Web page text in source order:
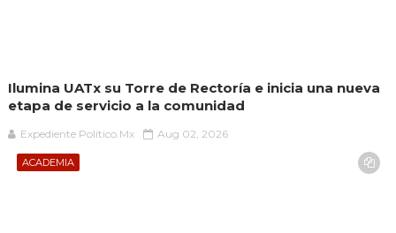
Ilumina UATx su Torre de Rectoría e inicia una nueva
etapa de servicio a la comunidad
Expediente Político.Mx Aug 02, 2026
ACADEMIA